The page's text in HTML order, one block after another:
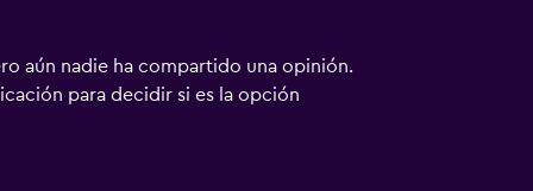
aún nadie ha compartido una opinión.
para decidir si es la opción